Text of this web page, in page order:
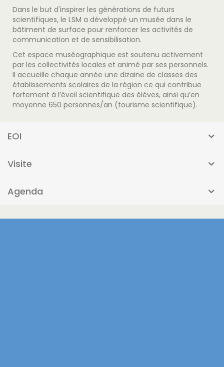
Dans le but d'inspirer les générations de futurs
scientifiques, le LSM a développé un musée dans le
bâtiment de surface pour renforcer les activités de
communication et de sensibilisation.
Cet espace muséographique est soutenu activement
par les collectivités locales et animé par ses personnels.
Il accueille chaque année une dizaine de classes des
établissements scolaires de la région ce qui contribue
fortement à l’éveil scientifique des élèves, ainsi qu’en
moyenne 650 personnes/an (tourisme scientifique).
EOI
Visite
Agenda